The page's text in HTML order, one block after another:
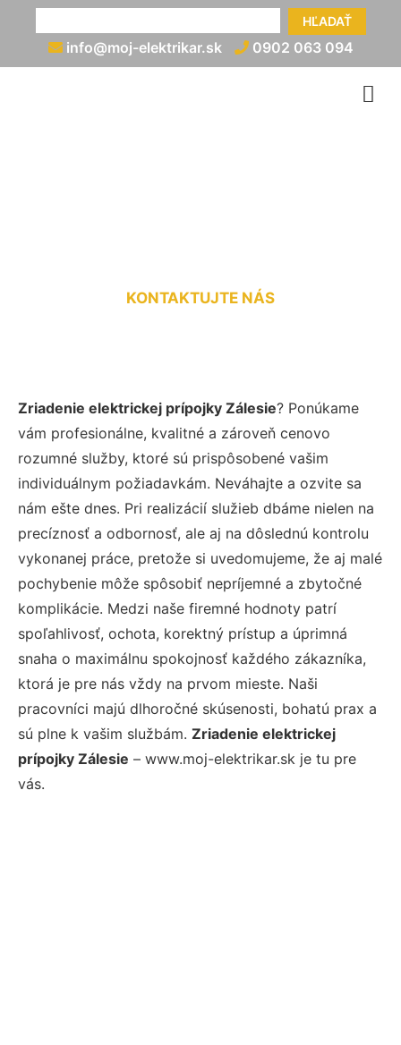
HĽADAŤ
info@moj-elektrikar.sk 0902 063 094
KONTAKTUJTE NÁS
Zriadenie elektrickej prípojky Zálesie? Ponúkame
vám profesionálne, kvalitné a zároveň cenovo
rozumné služby, ktoré sú prispôsobené vašim
individuálnym požiadavkám. Neváhajte a ozvite sa
nám ešte dnes. Pri realizácií služieb dbáme nielen na
precíznosť a odbornosť, ale aj na dôslednú kontrolu
vykonanej práce, pretože si uvedomujeme, že aj malé
pochybenie môže spôsobiť nepríjemné a zbytočné
komplikácie. Medzi naše firemné hodnoty patrí
spoľahlivosť, ochota, korektný prístup a úprimná
snaha o maximálnu spokojnosť každého zákazníka,
ktorá je pre nás vždy na prvom mieste. Naši
pracovníci majú dlhoročné skúsenosti, bohatú prax a
sú plne k vašim službám. Zriadenie elektrickej
prípojky Zálesie – www.moj-elektrikar.sk je tu pre
vás.